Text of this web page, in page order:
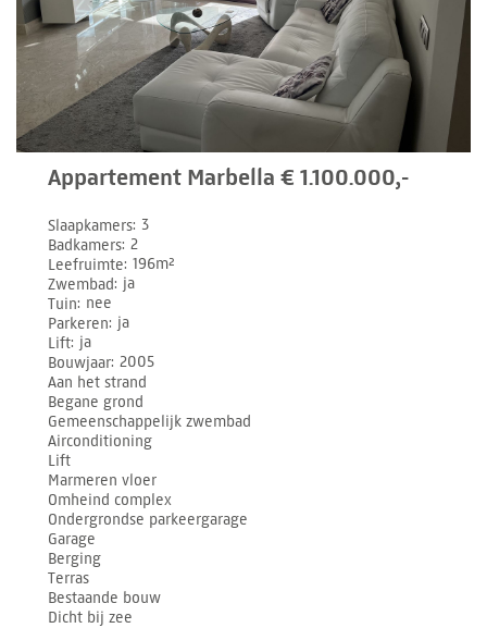
Appartement Marbella € 1.100.000,-
Slaapkamers 3
Badkamers 2
Leefruimte 196m²
Zwembad ja
Tuin nee
Parkeren ja
Lift ja
Bouwjaar 2005
Aan het strand
Begane grond
Gemeenschappelijk zwembad
Airconditioning
Lift
Marmeren vloer
Omheind complex
Ondergrondse parkeergarage
Garage
Berging
Terras
Bestaande bouw
Dicht bij zee